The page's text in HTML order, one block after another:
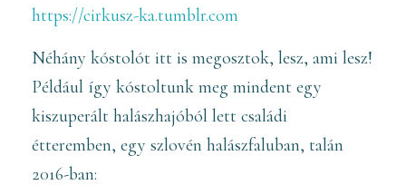
https://cirkusz-ka.tumblr.com
Néhány kóstolót itt is megosztok, lesz, ami lesz!
Például így kóstoltunk meg mindent egy
kiszuperált halászhajóból lett családi
étteremben, egy szlovén halászfaluban, talán
2016-ban: